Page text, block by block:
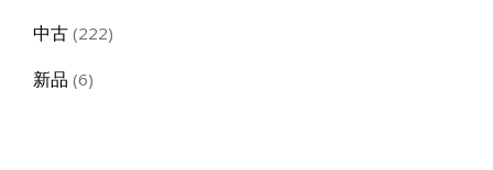
中古 222222
新品 66